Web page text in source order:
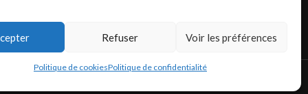
Refuser Voir les préférences
Politique de cookiesPolitique de confidentialité